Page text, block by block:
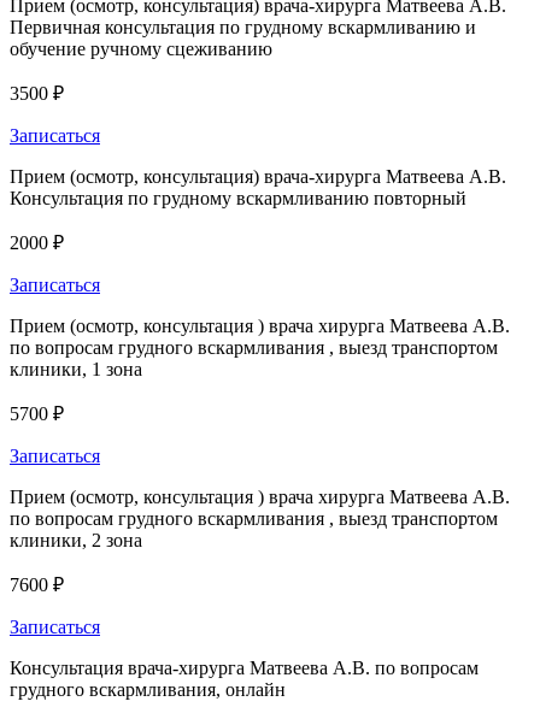
Прием (осмотр, консультация) врача-хирурга Матвеева А.В.
Первичная консультация по грудному вскармливанию и
обучение ручному сцеживанию
3500 ₽
Записаться
Прием (осмотр, консультация) врача-хирурга Матвеева А.В.
Консультация по грудному вскармливанию повторный
2000 ₽
Записаться
Прием (осмотр, консультация ) врача хирурга Матвеева А.В.
по вопросам грудного вскармливания , выезд транспортом
клиники, 1 зона
5700 ₽
Записаться
Прием (осмотр, консультация ) врача хирурга Матвеева А.В.
по вопросам грудного вскармливания , выезд транспортом
клиники, 2 зона
7600 ₽
Записаться
Консультация врача-хирурга Матвеева А.В. по вопросам
грудного вскармливания, онлайн